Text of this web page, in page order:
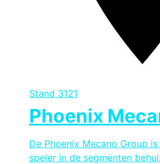
Stand 3121
Phoenix
De Phoenix Mecano Group
speler in de segmenten